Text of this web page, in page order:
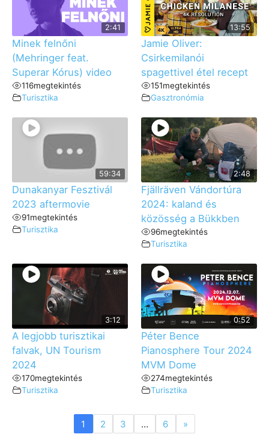
2:41
Minek felnőni
(Mehringer feat.
Superar Kórus) video
116megtekintés
Turisztika
13:55
Jamie Oliver:
Csirkemilanói
spagettivel étel recept
151megtekintés
Gasztronómia
59:34
Dunakanyar Fesztivál
2023 aftermovie
91megtekintés
Turisztika
2:48
Fjällräven Vándortúra
2024: kaland és
közösség a Bükkben
96megtekintés
Turisztika
3:12
A legjobb turisztikai
falvak, UN Tourism
2024
170megtekintés
Turisztika
0:52
Péter Bence
Pianosphere Tour 2024
MVM Dome
274megtekintés
Turisztika
1 2 3 … 6 »